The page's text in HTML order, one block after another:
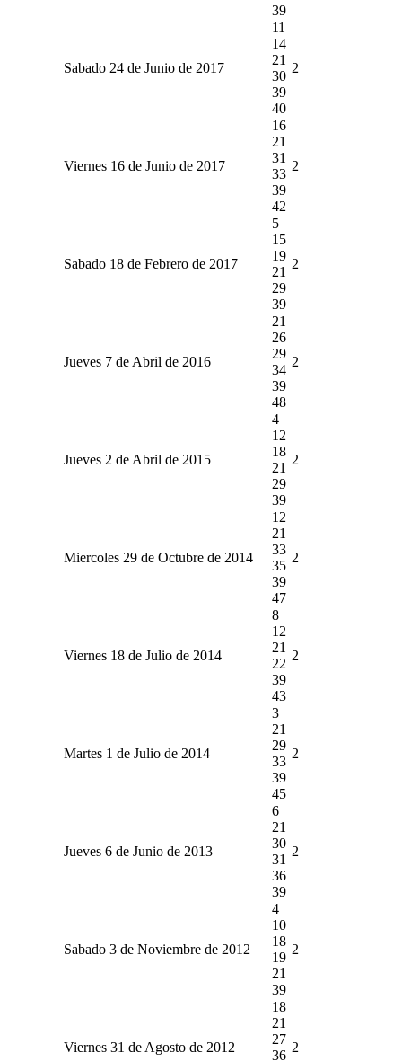
39
Sabado 24 de Junio de 2017
11
14
21
30
39
40
2
Viernes 16 de Junio de 2017
16
21
31
33
39
42
2
Sabado 18 de Febrero de 2017
5
15
19
21
29
39
2
Jueves 7 de Abril de 2016
21
26
29
34
39
48
2
Jueves 2 de Abril de 2015
4
12
18
21
29
39
2
Miercoles 29 de Octubre de 2014
12
21
33
35
39
47
2
Viernes 18 de Julio de 2014
8
12
21
22
39
43
2
Martes 1 de Julio de 2014
3
21
29
33
39
45
2
Jueves 6 de Junio de 2013
6
21
30
31
36
39
2
Sabado 3 de Noviembre de 2012
4
10
18
19
21
39
2
Viernes 31 de Agosto de 2012
18
21
27
36
2